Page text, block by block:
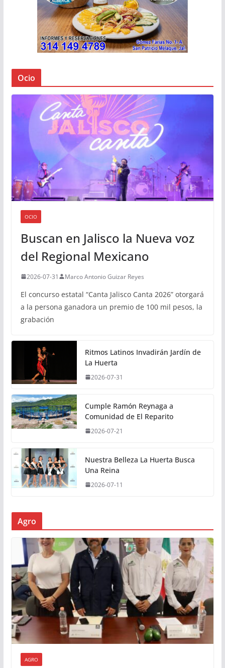
Ocio
OCIO
Buscan en Jalisco la Nueva voz
del Regional Mexicano
2026-07-31 Marco Antonio Guizar Reyes
El concurso estatal “Canta Jalisco Canta 2026” otorgará
a la persona ganadora un premio de 100 mil pesos, la
grabación
Ritmos Latinos Invadirán Jardín de
La Huerta
2026-07-31
Cumple Ramón Reynaga a
Comunidad de El Reparito
2026-07-21
Nuestra Belleza La Huerta Busca
Una Reina
2026-07-11
Agro
AGRO